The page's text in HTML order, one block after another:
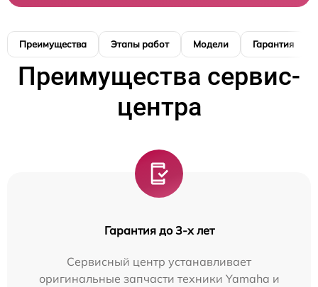
Преимущества Этапы работ Модели Гарантия
Преимущества сервис-
центра
Гарантия до 3-х лет
Сервисный центр устанавливает
оригинальные запчасти техники Yamaha и